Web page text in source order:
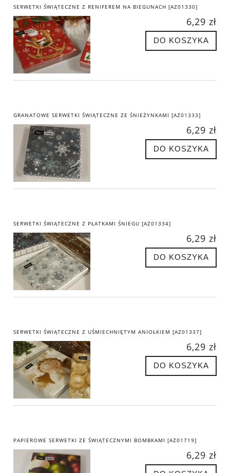
SERWETKI ŚWIĄTECZNE Z RENIFEREM NA BIEGUNACH [AZ01330]
6,29 zł
DO KOSZYKA
GRANATOWE SERWETKI ŚWIĄTECZNE ZE ŚNIEŻYNKAMI [AZ01333]
6,29 zł
DO KOSZYKA
SERWETKI ŚWIĄTECZNE Z PŁATKAMI ŚNIEGU [AZ01334]
6,29 zł
DO KOSZYKA
SERWETKI ŚWIĄTECZNE Z UŚMIECHNIĘTYM ANIOŁKIEM [AZ01337]
6,29 zł
DO KOSZYKA
PAPIEROWE SERWETKI ZE ŚWIĄTECZNYMI BOMBKAMI [AZ01719]
6,29 zł